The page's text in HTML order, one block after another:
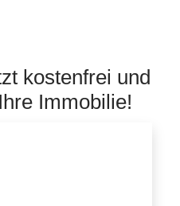
kostenfrei und
Immobilie!